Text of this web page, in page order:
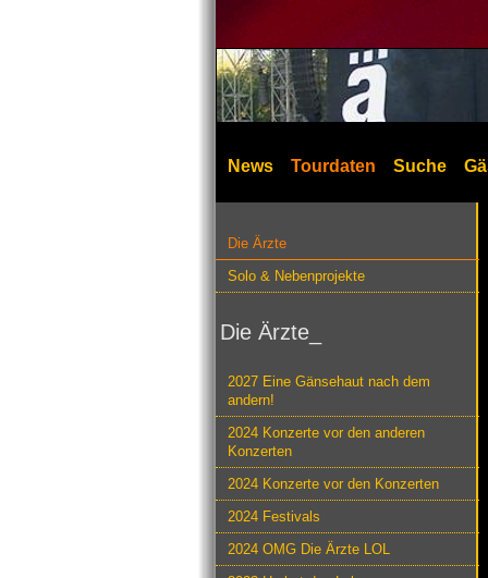
News Tourdaten Suche
Die Ärzte
Solo & Nebenprojekte
Die Ärzte_
2027 Eine Gänsehaut nach dem
andern!
2024 Konzerte vor den anderen
Konzerten
2024 Konzerte vor den Konzerten
2024 Festivals
2024 OMG Die Ärzte LOL